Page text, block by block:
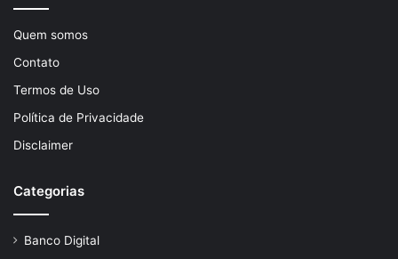
Quem somos
Contato
Termos de Uso
Política de Privacidade
Disclaimer
Categorias
Banco Digital